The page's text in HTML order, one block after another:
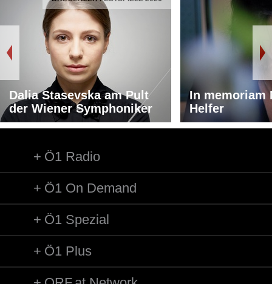
Dalia Stasevska am Pult
der Wiener Symphoniker
In memoriam
Helfer
Ö1 Radio
Ö1 On Demand
Ö1 Spezial
Ö1 Plus